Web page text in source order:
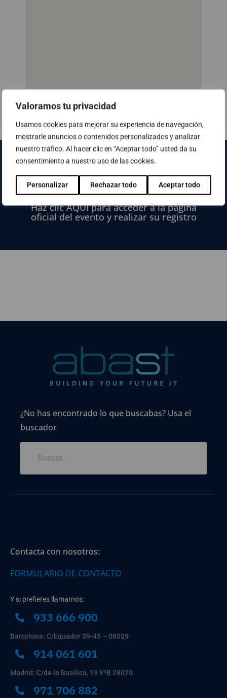
Valoramos tu privacidad
Usamos cookies para mejorar su experiencia de navegación,
mostrarle anuncios o contenidos personalizados y analizar
nuestro tráfico. Al hacer clic en “Aceptar todo” usted da su
consentimiento a nuestro uso de las cookies.
Personalizar Rechazar todo Aceptar todo
Formulario de inscripción
Haz clic AQUÍ para acceder a la página
oficial del evento y realizar su registro
¿No has encontrado lo que buscabas? Usa el
buscador
Contacta con nosotros:
FORMULARIO DE CONTACTO
Y si prefieres llamarnos:
933 666 900
Barcelona: C/Equador 39-45 – 08029
914 061 601
Madrid: C/de la Basílica, 19 9ºB 28020
971 706 882